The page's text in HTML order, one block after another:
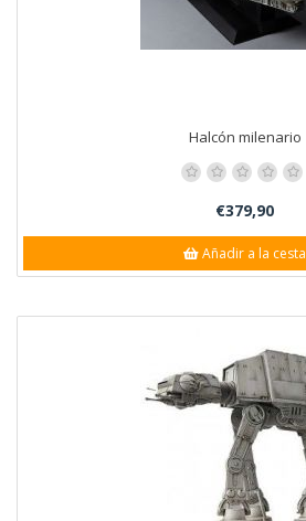
Halcón milenario
€379,90
Añadir a la cesta